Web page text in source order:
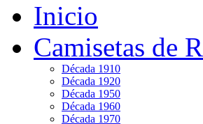
Inicio
Camisetas de
Década 1910
Década 1920
Década 1950
Década 1960
Década 1970